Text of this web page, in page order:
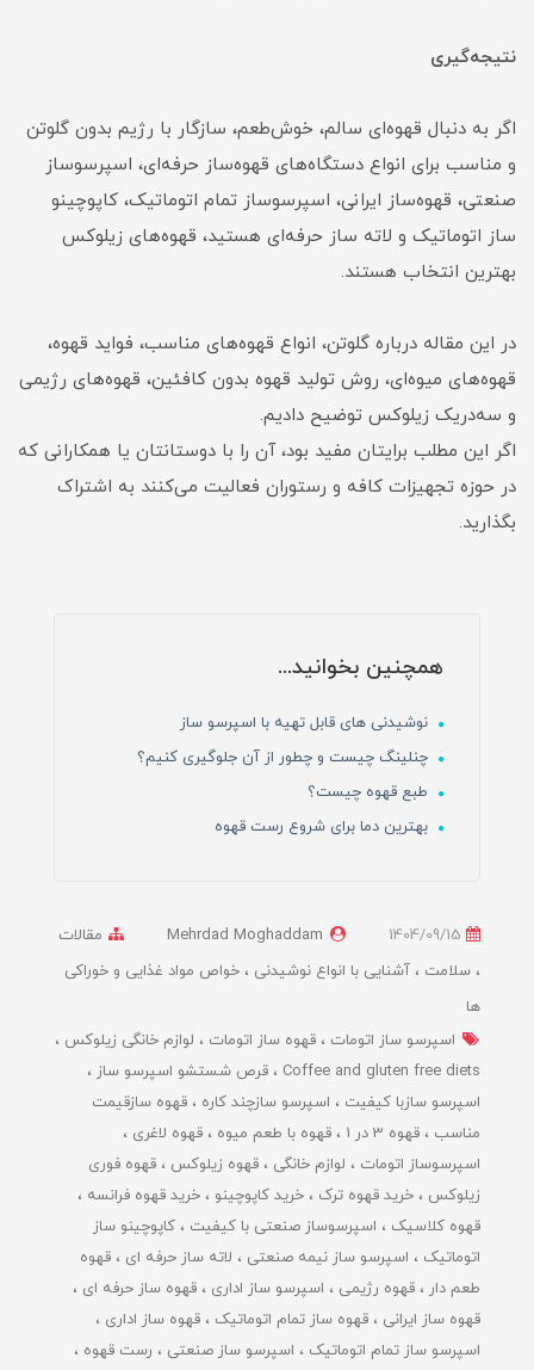
نتیجه‌گیری
اگر به دنبال قهوه‌ای سالم، خوش‌طعم، سازگار با رژیم بدون گلوتن
و مناسب برای انواع دستگاه‌های قهوه‌ساز حرفه‌ای، اسپرسوساز
صنعتی، قهوه‌ساز ایرانی، اسپرسوساز تمام اتوماتیک، کاپوچینو
ساز اتوماتیک و لاته ساز حرفه‌ای هستید، قهوه‌های زیلوکس
بهترین انتخاب هستند.
در این مقاله درباره گلوتن، انواع قهوه‌های مناسب، فواید قهوه،
قهوه‌های میوه‌ای، روش تولید قهوه بدون کافئین، قهوه‌های رژیمی
و سه‌در‌یک زیلوکس توضیح دادیم.
اگر این مطلب برایتان مفید بود، آن را با دوستانتان یا همکارانی که
در حوزه تجهیزات کافه و رستوران فعالیت می‌کنند به اشتراک
بگذارید.
همچنین بخوانید...
نوشیدنی های قابل تهیه با اسپرسو ساز
چنلینگ چیست و چطور از آن جلوگیری کنیم؟
طبع قهوه چیست؟
بهترین دما برای شروع رست قهوه
Mehrdad Moghaddam
مقالات
سلامت
آشنایی با انواع نوشیدنی
خواص مواد غذایی و خوراکی
ها
اسپرسو ساز اتومات
قهوه ساز اتومات
لوازم خانگی زیلوکس
Coffee and gluten free diets
قرص شستشو اسپرسو ساز
اسپرسو سازبا کیفیت
اسپرسو سازچند کاره
قهوه سازقیمت
مناسب
قهوه 3 در 1 قهوه با طعم میوه
قهوه لاغری
اسپرسوساز اتومات
لوازم خانگی قهوه زیلوکس
قهوه فوری
زیلوکس
خرید قهوه ترک خرید کاپوچینو
خرید قهوه فرانسه
قهوه کلاسیک
اسپرسوساز صنعتی با کیفیت
کاپوچینو ساز
اتوماتیک
اسپرسو ساز نیمه صنعتی لاته ساز حرفه ای
قهوه
طعم دار
قهوه رژیمی اسپرسو ساز اداری
قهوه ساز حرفه ای
قهوه ساز ایرانی
قهوه ساز تمام اتوماتیک
قهوه ساز اداری
اسپرسو ساز تمام اتوماتیک
اسپرسو ساز صنعتی رست قهوه